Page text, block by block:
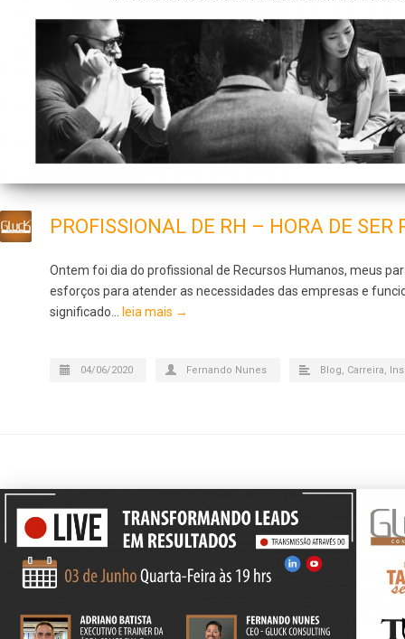
PROFISSIONAL DE RH – HORA DE SER
Ontem foi dia do profissional de Recursos Humanos, meus
esforços para atender as necessidades das empresas e
significado…
leia mais →
04/06/2020 Fernando Nunes Blog, Carreira,